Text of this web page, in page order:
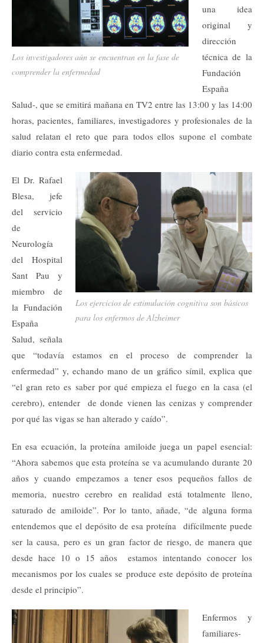
Los investigadores aún se encuentran en la fase de
comprender la enfermedad
una idea
original y
dirección
técnica de la
Fundación
España
Salud-, que se emitirá mañana en TV2 entre las 13:00 y las 14:00
horas, pacientes, familiares, investigadores y profesionales de la
salud relatan el reto que para todos ellos supone el combate
diario contra esta enfermedad.
Los ejercicios de estimulación cognitiva son básicos
para los enfermos de Alzheimer
El Dr. Rafael
Blesa, jefe
del servicio
de
Neurología
del Hospital
Sant Pau y
miembro de
la Fundación
España
Salud, señala
que “todavía estamos en el proceso de comprender la
enfermedad” y, echando mano de un gráfico símil, explica que
“el gran reto es saber por qué empieza el fuego en la casa (el
cerebro), entender de donde vienen las cenizas y comprender
por qué las vigas se han alterado y caído”.
En esa ecuación, la proteína amiloide juega un papel esencial:
“Ahora sabemos que esta proteína se va acumulando durante 20
años y cuando empezamos a tener esos pequeños fallos de
memoria, nuestro cerebro en realidad está totalmente lleno,
saturado de amiloide”. Por lo tanto, añade, “de alguna forma
entendemos que el depósito de esa proteína difícilmente puede
ser la causa, pero es un gran factor de riesgo, de manera que
desde hace 10 o 15 años estamos intentando conocer los
mecanismos por los cuales se produce este depósito de proteína
desde el principio”.
Enfermos y
familiares-